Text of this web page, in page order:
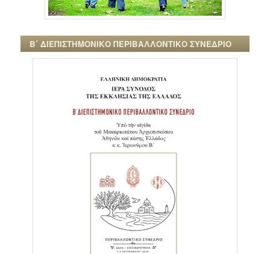
Β΄ ΔΙΕΠΙΣΤΗΜΟΝΙΚΟ ΠΕΡΙΒΑΛΛΟΝΤΙΚΟ ΣΥΝΕΔΡΙΟ